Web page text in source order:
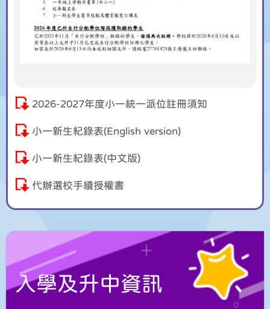
2026-2027年度小一統一派位註冊須知
小一新生紀錄表(English version)
小一新生紀錄表(中文版)
代辦選校手續授權書
入學及升中資訊